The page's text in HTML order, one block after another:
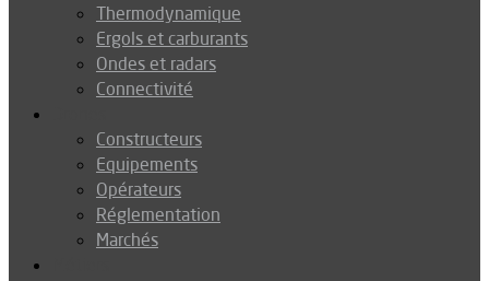
Thermodynamique
Ergols et carburants
Ondes et radars
Connectivité
Constructeurs
Equipements
Opérateurs
Réglementation
Marchés